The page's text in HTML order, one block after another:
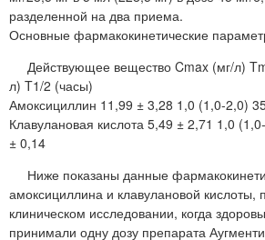
разделенной на два приема.
Основные фармакокинетические
Действующее вещество Cmax (мг/л)
л) T1/2 (часы)
Амоксициллин 11,99 ± 3,28 1,0 (1,0-2,0)
Клавулановая кислота 5,49 ± 2,71 1,0
± 0,14
Ниже показаны данные
амоксициллина и клавулановой кислоты,
клиническом исследовании, когда
принимали одну дозу препарата